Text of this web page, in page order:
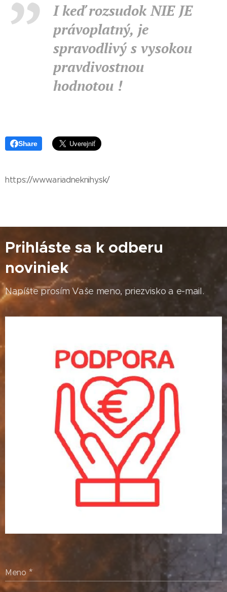
I keď rozsudok NIE JE
právoplatný, je
spravodlivý s vysokou
pravdivostnou
hodnotou !
Share
https://www.ariadneknihy.sk/
Prihláste sa k odberu
noviniek
Napíšte prosím Vaše meno, priezvisko a e-mail.
Meno